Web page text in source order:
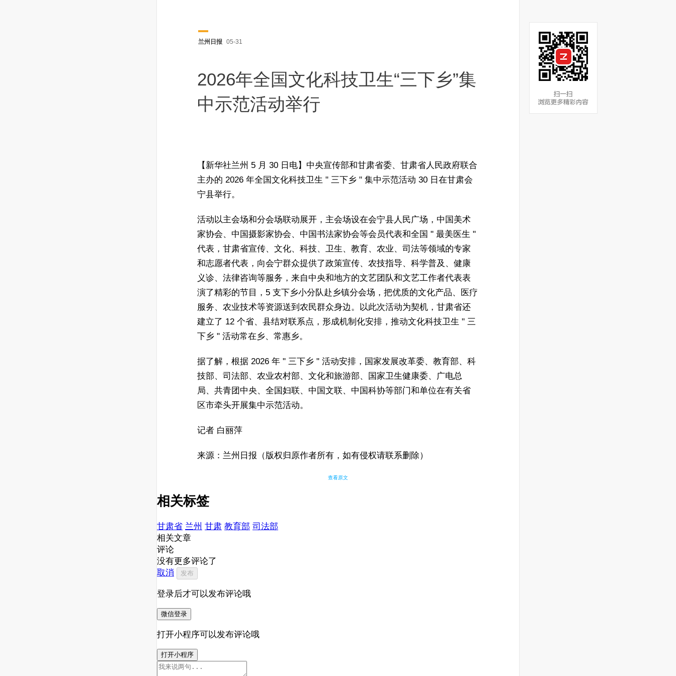
兰州日报 05-31
2026年全国文化科技卫生“三下乡”集
中示范活动举行
【新华社兰州 5 月 30 日电】中央宣传部和甘肃省委、甘肃省人民政府联合
主办的 2026 年全国文化科技卫生 " 三下乡 " 集中示范活动 30 日在甘肃会
宁县举行。
活动以主会场和分会场联动展开，主会场设在会宁县人民广场，中国美术
家协会、中国摄影家协会、中国书法家协会等会员代表和全国 " 最美医生 "
代表，甘肃省宣传、文化、科技、卫生、教育、农业、司法等领域的专家
和志愿者代表，向会宁群众提供了政策宣传、农技指导、科学普及、健康
义诊、法律咨询等服务，来自中央和地方的文艺团队和文艺工作者代表表
演了精彩的节目，5 支下乡小分队赴乡镇分会场，把优质的文化产品、医疗
服务、农业技术等资源送到农民群众身边。以此次活动为契机，甘肃省还
建立了 12 个省、县结对联系点，形成机制化安排，推动文化科技卫生 " 三
下乡 " 活动常在乡、常惠乡。
据了解，根据 2026 年 " 三下乡 " 活动安排，国家发展改革委、教育部、科
技部、司法部、农业农村部、文化和旅游部、国家卫生健康委、广电总
局、共青团中央、全国妇联、中国文联、中国科协等部门和单位在有关省
区市牵头开展集中示范活动。
记者 白丽萍
来源：兰州日报（版权归原作者所有，如有侵权请联系删除）
查看原文
相关标签
甘肃省 兰州 甘肃 教育部 司法部
相关文章
评论
没有更多评论了
取消
发布
登录后才可以发布评论哦
微信登录
打开小程序可以发布评论哦
打开小程序